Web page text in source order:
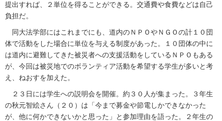
提出すれば、２単位を得ることができる。交通費や食費などは自己
負担だ。
同大法学部にはこれまでにも、道内のＮＰＯやＮＧＯの計１０団
体で活動をした場合に単位を与える制度があった。１０団体の中に
は道内に避難してきた被災者への支援活動をしているＮＰＯもある
が、今回は被災地でのボランティア活動を希望する学生が多いと考
え、ねおすを加えた。
２３日には学生への説明会を開催。約３０人が集まった。３年生
の秋元智絵さん（２０）は「今まで募金や節電しかできなかった
が、他に何かできないかと思った」と参加理由を語った。２年生の